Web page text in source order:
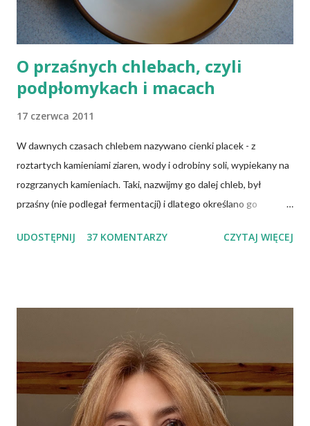
Inni, w tym np. osoby chorujące na cukrzycę, a także każ...
O przaśnych chlebach, czyli
podpłomykach i macach
17 czerwca 2011
W dawnych czasach chlebem nazywano cienki placek - z
roztartych kamieniami ziaren, wody i odrobiny soli, wypiekany na
rozgrzanych kamieniach. Taki, nazwijmy go dalej chleb, był
przaśny (nie podlegał fermentacji) i dlatego określano go
podpłomykami. Hindusi mówią o nim czapatti, Żydzi maca, a
przeciwieństwie do świeżego pieczywa na drożdżach czy
zakwasie. Przaśne podpłomyki nie obciążają żołądka kwasem i
fermentacją. Dziś, wzorem naszych prapradziadów możemy także
spożywać przaśny, niekwaszony chleb. Najprostszy przepis na
podpłomyki to: wziąć mąkę, wodę i trochę soli. Z tych składników
UDOSTĘPNIJ 37 KOMENTARZY CZYTAJ WIĘCEJ